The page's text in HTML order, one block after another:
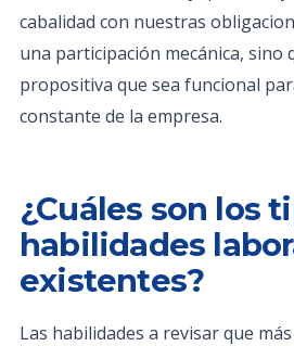
cabalidad con nuestras
una participación mecánica, sino
propositiva que sea funcional
constante de la empresa.
¿Cuáles son los
habilidades
existentes?
Las habilidades a revisar que